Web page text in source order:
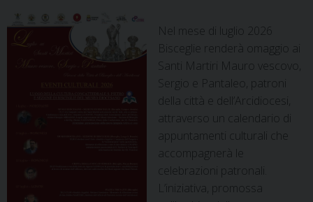
Nel mese di luglio 2026
Bisceglie renderà omaggio ai
Santi Martiri Mauro vescovo,
Sergio e Pantaleo, patroni
della città e dell’Arcidiocesi,
attraverso un calendario di
appuntamenti culturali che
accompagnerà le
celebrazioni patronali.
L’iniziativa, promossa